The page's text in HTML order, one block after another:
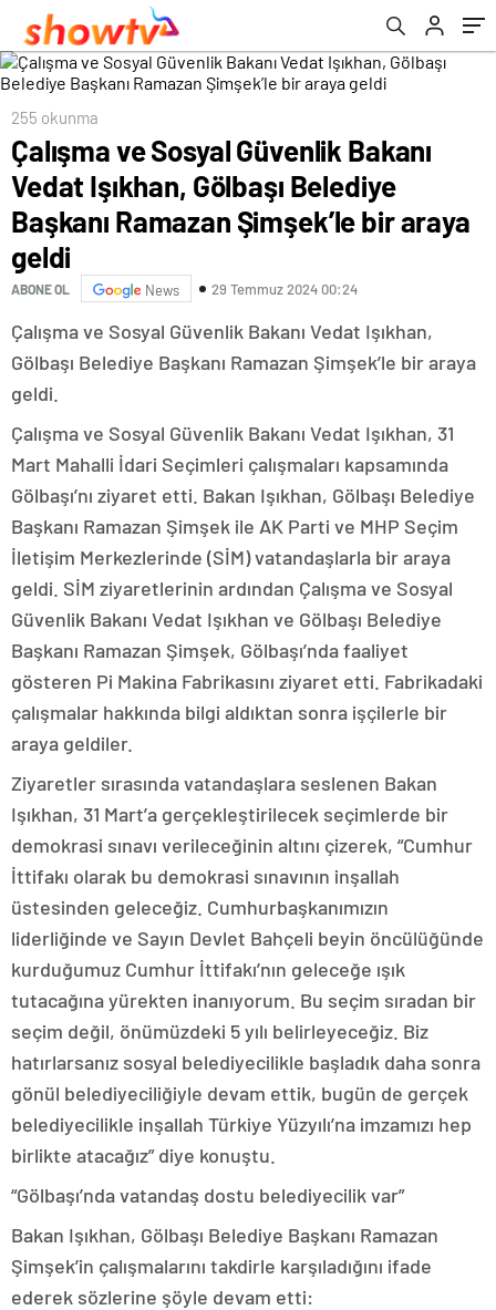
Şimşek’le bir araya geldi
255 okunma
Çalışma ve Sosyal Güvenlik Bakanı
Vedat Işıkhan, Gölbaşı Belediye
Başkanı Ramazan Şimşek’le bir araya
geldi
ABONE OL News 29 Temmuz 2024 00:24
Çalışma ve Sosyal Güvenlik Bakanı Vedat Işıkhan,
Gölbaşı Belediye Başkanı Ramazan Şimşek’le bir araya
geldi.
Çalışma ve Sosyal Güvenlik Bakanı Vedat Işıkhan, 31
Mart Mahalli İdari Seçimleri çalışmaları kapsamında
Gölbaşı’nı ziyaret etti. Bakan Işıkhan, Gölbaşı Belediye
Başkanı Ramazan Şimşek ile AK Parti ve MHP Seçim
İletişim Merkezlerinde (SİM) vatandaşlarla bir araya
geldi. SİM ziyaretlerinin ardından Çalışma ve Sosyal
Güvenlik Bakanı Vedat Işıkhan ve Gölbaşı Belediye
Başkanı Ramazan Şimşek, Gölbaşı’nda faaliyet
gösteren Pi Makina Fabrikasını ziyaret etti. Fabrikadaki
çalışmalar hakkında bilgi aldıktan sonra işçilerle bir
araya geldiler.
Ziyaretler sırasında vatandaşlara seslenen Bakan
Işıkhan, 31 Mart’a gerçekleştirilecek seçimlerde bir
demokrasi sınavı verileceğinin altını çizerek, “Cumhur
İttifakı olarak bu demokrasi sınavının inşallah
üstesinden geleceğiz. Cumhurbaşkanımızın
liderliğinde ve Sayın Devlet Bahçeli beyin öncülüğünde
kurduğumuz Cumhur İttifakı’nın geleceğe ışık
tutacağına yürekten inanıyorum. Bu seçim sıradan bir
seçim değil, önümüzdeki 5 yılı belirleyeceğiz. Biz
hatırlarsanız sosyal belediyecilikle başladık daha sonra
gönül belediyeciliğiyle devam ettik, bugün de gerçek
belediyecilikle inşallah Türkiye Yüzyılı’na imzamızı hep
birlikte atacağız” diye konuştu.
“Gölbaşı’nda vatandaş dostu belediyecilik var”
Bakan Işıkhan, Gölbaşı Belediye Başkanı Ramazan
Şimşek’in çalışmalarını takdirle karşıladığını ifade
ederek sözlerine şöyle devam etti: